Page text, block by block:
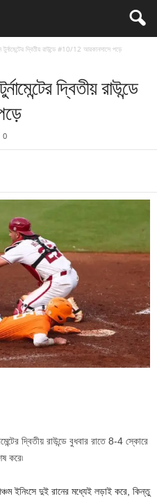
দ্বিতীয় রাউন্ডে #10/12 আরকানসাসে পড়ে
দ্বিতীয় রাউন্ডে
0
দ্বিতীয় রাউন্ডে বুধবার রাতে 8-4 স্কোরে
করে৷
ইনিংসে দুই রানের মধ্যেই লড়াই করে, কিন্তু